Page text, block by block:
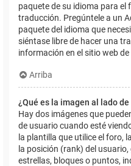
paquete de su idioma para el
traducción. Pregúntele a un
paquete del idioma que
siéntase libre de hacer una
información en el sitio web de
Arriba
¿Qué es la imagen al lado
Hay dos imágenes que
de usuario cuando esté
la plantilla que utilice el foro,
la posición (rank) del
estrellas, bloques o puntos,